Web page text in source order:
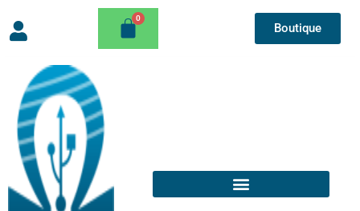
Boutique